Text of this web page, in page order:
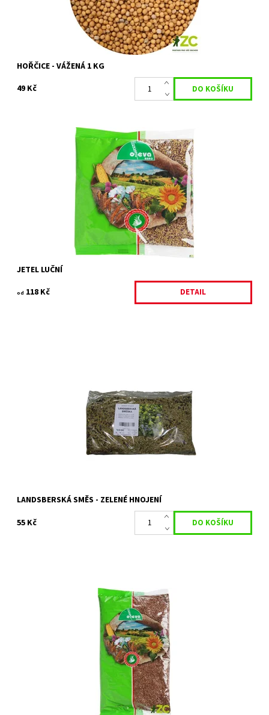
HOŘČICE - VÁŽENÁ 1 KG
49 Kč
Osivo z řady "Semínko" určené pro zelené hnojení.
Na objednání, skladem do 3 dnů
33116/300
FORESTINA s.r.o.
JETEL LUČNÍ
od 118 Kč DETAIL
Obohacuje půdu o dusík a následně o organickou hmotu. Má
ozdravný efekt na půdu a...
Skladem 3 ks
27805
LANDSBERSKÁ SMĚS - ZELENÉ HNOJENÍ
55 Kč
Osivo z řady "Semínko" určené pro zelené hnojení.
Na objednání, skladem do 5 dnů
32366/400
FORESTINA s.r.o.